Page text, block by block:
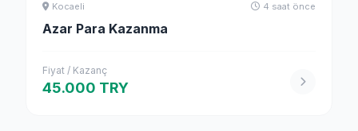
Kocaeli 4 saat önce
Azar Para Kazanma
Fiyat / Kazanç
45.000 TRY